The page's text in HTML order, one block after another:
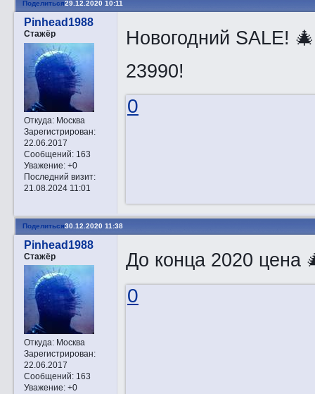
Поделиться29.12.2020 10:11
Pinhead1988
Стажёр
Откуда:Москва
Зарегистрирован:
22.06.2017
Сообщений:163
Уважение: +0
Последний визит:
21.08.2024 11:01
Новогодний SALE!
23990!
0
Поделиться30.12.2020 11:38
Pinhead1988
Стажёр
Откуда:Москва
Зарегистрирован:
22.06.2017
Сообщений:163
Уважение: +0
До конца 2020 цена
0